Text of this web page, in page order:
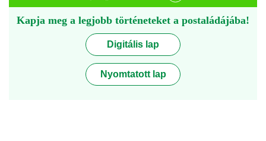
Kapja meg a legjobb történeteket a postaládájába!
Digitális lap
Nyomtatott lap